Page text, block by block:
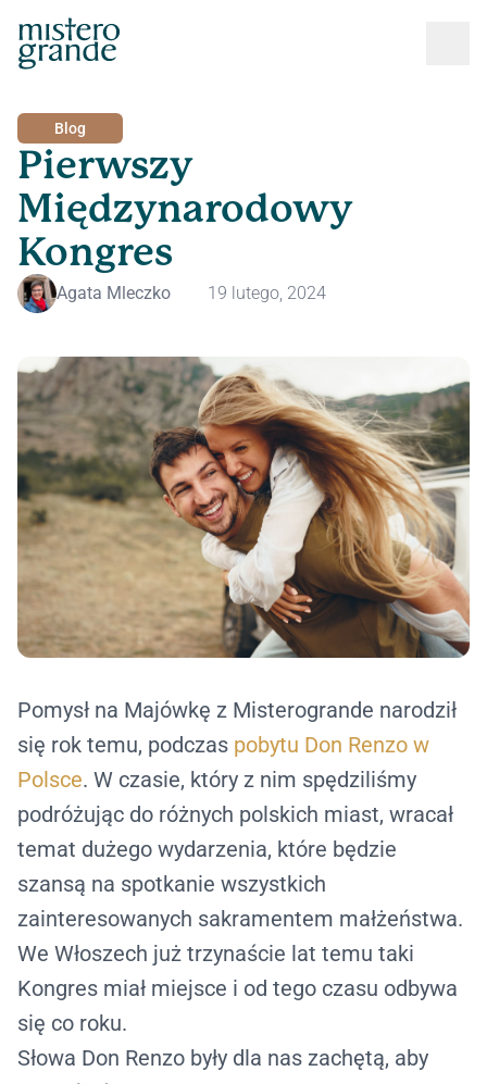
Blog
Pierwszy
Międzynarodowy
Kongres
Agata Mleczko 19 lutego, 2024
Pomysł na Majówkę z Misterogrande narodził
się rok temu, podczas pobytu Don Renzo w
Polsce. W czasie, który z nim spędziliśmy
podróżując do różnych polskich miast, wracał
temat dużego wydarzenia, które będzie
szansą na spotkanie wszystkich
zainteresowanych sakramentem małżeństwa.
We Włoszech już trzynaście lat temu taki
Kongres miał miejsce i od tego czasu odbywa
się co roku.
Słowa Don Renzo były dla nas zachętą, aby